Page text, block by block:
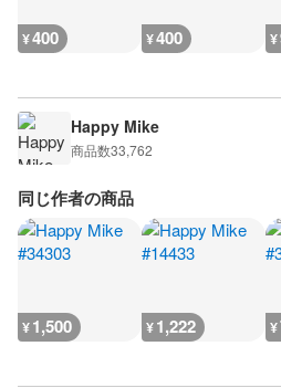
¥400 ¥400 ¥
Happy Mike
商品数33,762
同じ作者の商品
¥1,500 ¥1,222 ¥